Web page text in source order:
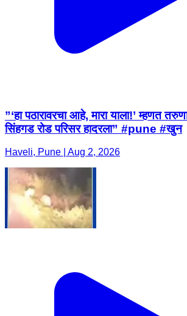
”‘हा पठारावरचा आहे, मारा याला!’ म्हणत
सिंहगड रोड परिसर हादरला” #pune #खुन
Haveli, Pune | Aug 2, 2026